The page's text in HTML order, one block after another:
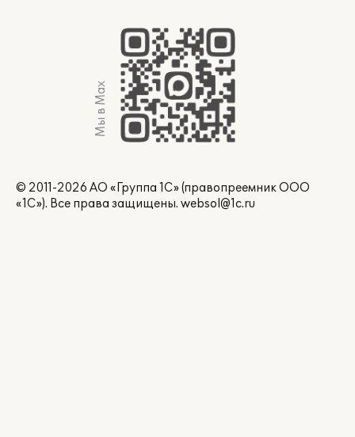
Мы в Max
© 2011-2026 АО «Группа 1С» (правопреемник ООО
«1С»). Все права защищены. websol@1c.ru